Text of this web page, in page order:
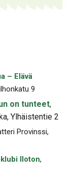
– Elävä
9
on tunteet,
Ylhäistentie 2
Provinssi,
Iloton,